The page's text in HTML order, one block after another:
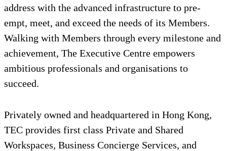
address with the advanced infrastructure to pre-
empt, meet, and exceed the needs of its Members.
Walking with Members through every milestone and
achievement, The Executive Centre empowers
ambitious professionals and organisations to
succeed.
Privately owned and headquartered in Hong Kong,
TEC provides first class Private and Shared
Workspaces, Business Concierge Services, and